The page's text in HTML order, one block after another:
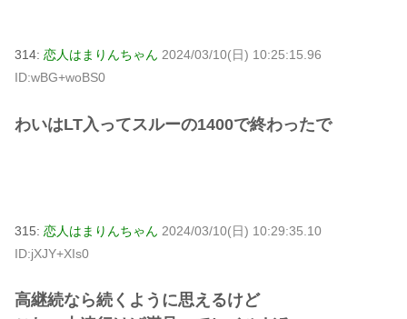
314: 恋人はまりんちゃん 2024/03/10(日) 10:25:15.96
ID:wBG+woBS0
わいはLT入ってスルーの1400で終わったで
315: 恋人はまりんちゃん 2024/03/10(日) 10:29:35.10
ID:jXJY+XIs0
高継続なら続くように思えるけど